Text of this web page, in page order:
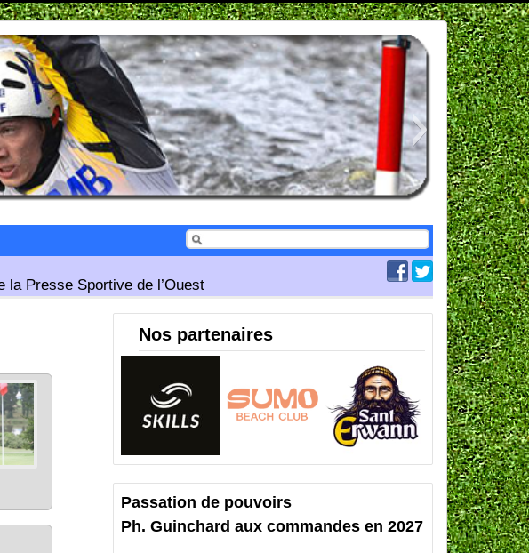
la Presse Sportive de l’Ouest
Nos partenaires
Passation de pouvoirs
Ph. Guinchard aux commandes en 2027